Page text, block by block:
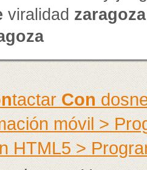
viralidad zaragoza
tactarCon
móvil >
HTML5 >